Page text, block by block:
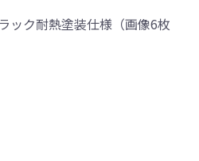
ック耐熱塗装仕様（画像6枚
ーの取付けイメージをわ
に一般車両に装着した写